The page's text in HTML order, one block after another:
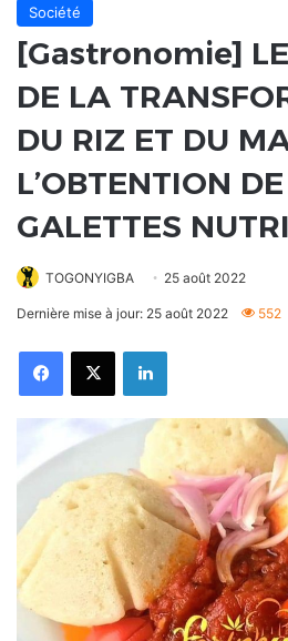
Société
[Gastronomie]
DE LA
DU RIZ ET DU
L’OBTENTION
GALETTES
TOGONYIGBA 25 août 2022
Dernière mise à jour: 25 août 2022 552
FacebookX Linkedin